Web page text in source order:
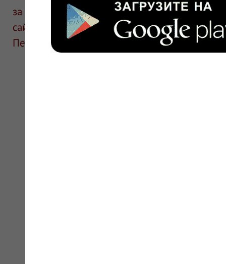
за информацию в отзывах. Описание
сайте для ознакомления и не является
Перед применением необходима